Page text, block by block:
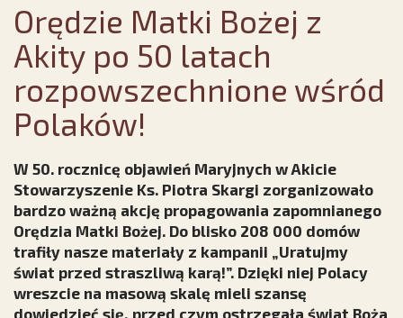
Orędzie Matki Bożej z
Akity po 50 latach
rozpowszechnione wśród
Polaków!
W 50. rocznicę objawień Maryjnych w Akicie
Stowarzyszenie Ks. Piotra Skargi zorganizowało
bardzo ważną akcję propagowania zapomnianego
Orędzia Matki Bożej. Do blisko 208 000 domów
trafiły nasze materiały z kampanii „Uratujmy
świat przed straszliwą karą!”. Dzięki niej Polacy
wreszcie na masową skalę mieli szansę
dowiedzieć się, przed czym ostrzegała świat Boża